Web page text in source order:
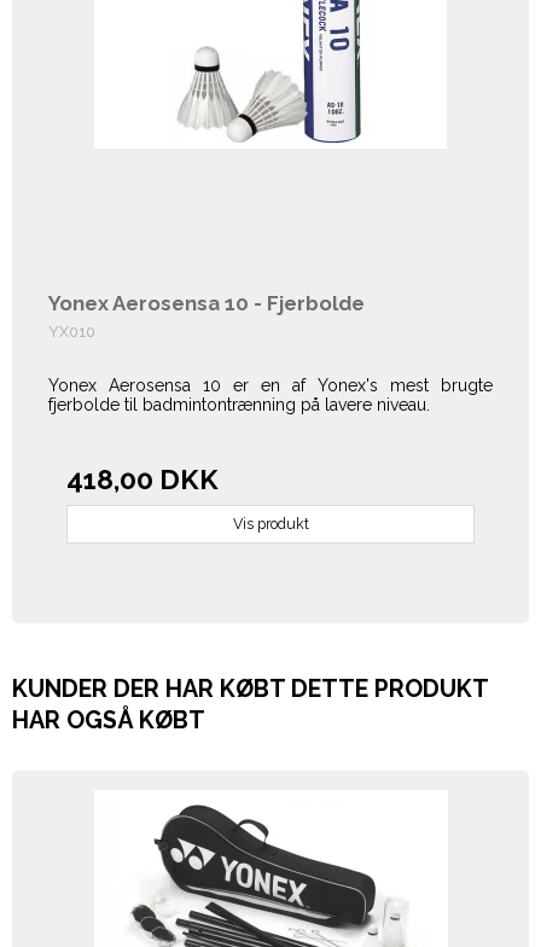
Yonex Aerosensa 10 - Fjerbolde
YX010
Yonex Aerosensa 10 er en af Yonex's mest brugte
fjerbolde til badmintontrænning på lavere niveau.
418,00 DKK
Vis produkt
KUNDER DER HAR KØBT DETTE PRODUKT
HAR OGSÅ KØBT